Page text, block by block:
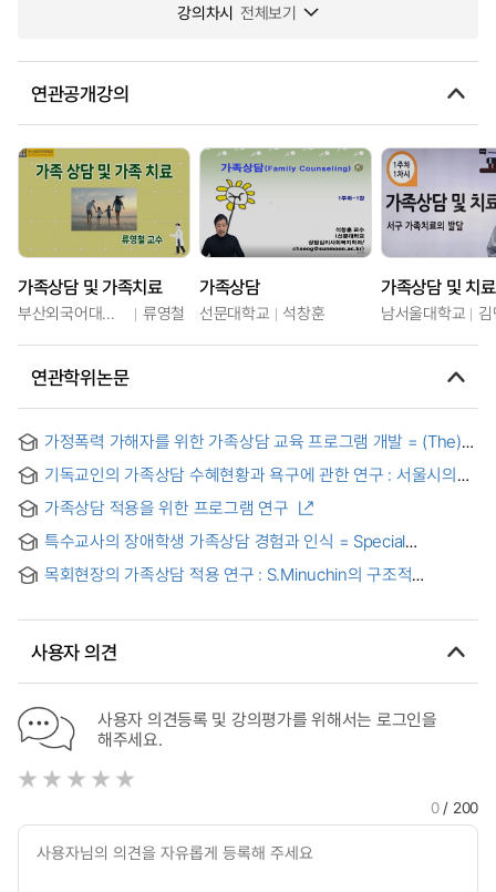
강의차시 전체보기
연관공개강의
가족상담 및 가족치료
부산외국어대학교 류영철
가족상담
선문대학교 석창훈
가족상담 및 치료
남서울대학교
연관학위논문
가정폭력 가해자를 위한 가족상담 교육 프로그램 개발 = (The)
family counselling education program for family violence
assailant
기독교인의 가족상담 수혜현황과 욕구에 관한 연구 : 서울시의
한국기독교장로회에 소속된 旣婚者를 중심으로
가족상담 적용을 위한 프로그램 연구
특수교사의 장애학생 가족상담 경험과 인식 = Special
Education Teachers’ Experiences and Perception of Family
Counseling for Students with Disabilities
목회현장의 가족상담 적용 연구 : S.Minuchin의 구조적
사용자 의견
사용자 의견등록 및 강의평가를 위해서는 로그인을
해주세요.
0/ 200